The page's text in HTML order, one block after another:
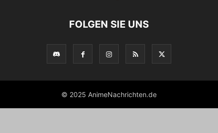
FOLGEN SIE UNS
© 2025 AnimeNachrichten.de